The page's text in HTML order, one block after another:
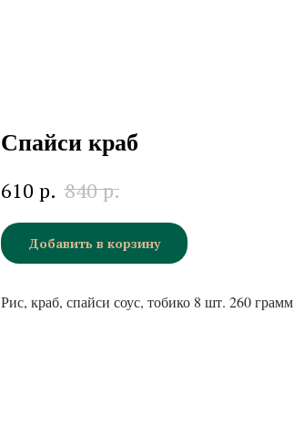
Спайси краб
610 р. 840 р.
Добавить в корзину
Рис, краб, спайси соус, тобико 8 шт. 260 грамм